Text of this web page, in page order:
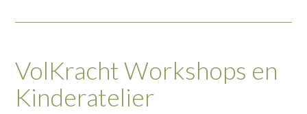
VolKracht Workshops en
Kinderatelier